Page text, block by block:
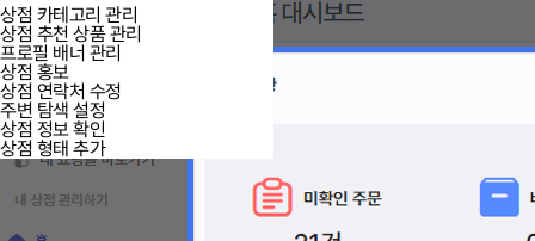
상점 카테고리 관리
상점 추천 상품 관리
프로필 배너 관리
상점 홍보
상점 연락처 수정
주변 탐색 설정
상점 정보 확인
상점 형태 추가